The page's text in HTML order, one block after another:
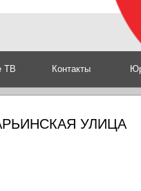
ТВ Контакты
УЛИЦА